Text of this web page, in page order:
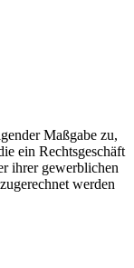
Maßgabe zu,
ein Rechtsgeschäft
ihrer gewerblichen
werden